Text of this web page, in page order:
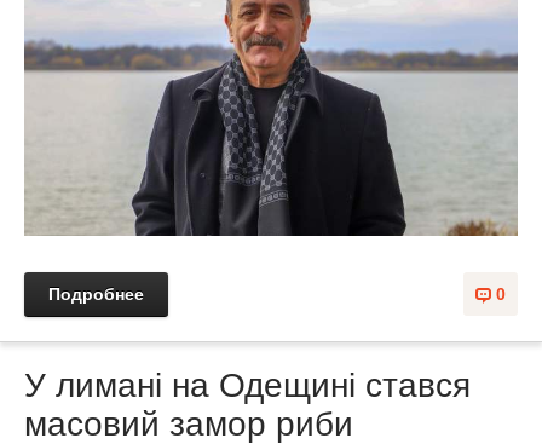
0
Подробнее
У лимані на Одещині стався
масовий замор риби